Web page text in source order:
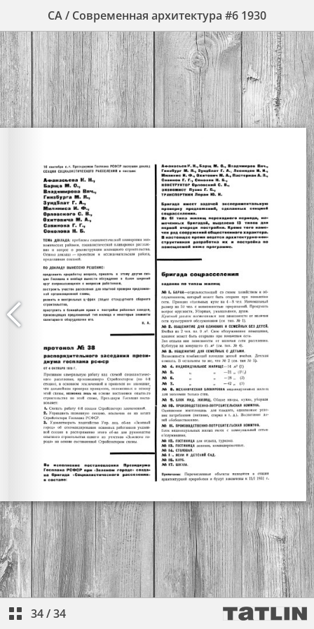
СА / Современная архитектура #6 1930
34/34